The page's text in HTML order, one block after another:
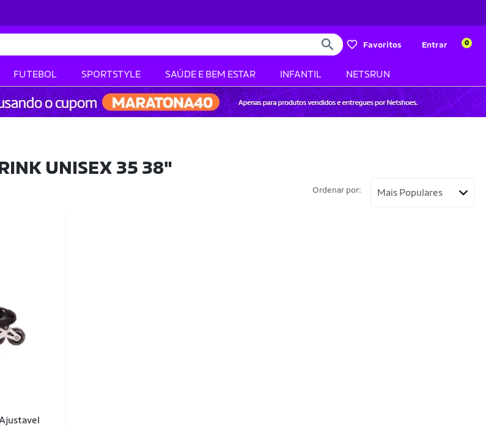
Favoritos Entrar 0
FUTEBOL SPORTSTYLE SAÚDE E BEM ESTAR INFANTIL NETSRUN
UNISEX 35 38"
Ordenar por: